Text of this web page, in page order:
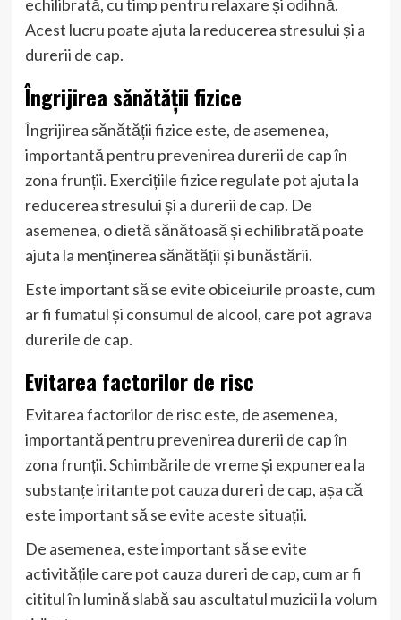
echilibrată, cu timp pentru relaxare și odihnă.
Acest lucru poate ajuta la reducerea stresului și a
durerii de cap.
Îngrijirea sănătății fizice
Îngrijirea sănătății fizice este, de asemenea,
importantă pentru prevenirea durerii de cap în
zona frunții. Exercițiile fizice regulate pot ajuta la
reducerea stresului și a durerii de cap. De
asemenea, o dietă sănătoasă și echilibrată poate
ajuta la menținerea sănătății și bunăstării.
Este important să se evite obiceiurile proaste, cum
ar fi fumatul și consumul de alcool, care pot agrava
durerile de cap.
Evitarea factorilor de risc
Evitarea factorilor de risc este, de asemenea,
importantă pentru prevenirea durerii de cap în
zona frunții. Schimbările de vreme și expunerea la
substanțe iritante pot cauza dureri de cap, așa că
este important să se evite aceste situații.
De asemenea, este important să se evite
activitățile care pot cauza dureri de cap, cum ar fi
cititul în lumină slabă sau ascultatul muzicii la volum